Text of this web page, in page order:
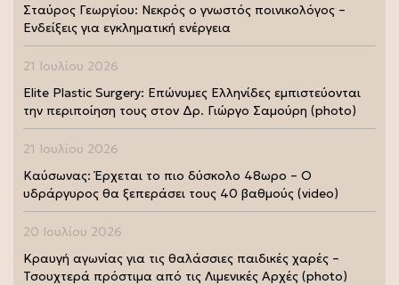
Σταύρος Γεωργίου: Νεκρός ο γνωστός ποινικολόγος –
Ενδείξεις για εγκληματική ενέργεια
21 Ιουλίου 2026
Elite Plastic Surgery: Επώνυμες Ελληνίδες εμπιστεύονται
την περιποίηση τους στον Δρ. Γιώργο Σαμούρη (photo)
21 Ιουλίου 2026
Καύσωνας: Έρχεται το πιο δύσκολο 48ωρο – Ο
υδράργυρος θα ξεπεράσει τους 40 βαθμούς (video)
20 Ιουλίου 2026
Κραυγή αγωνίας για τις θαλάσσιες παιδικές χαρές –
Τσουχτερά πρόστιμα από τις Λιμενικές Αρχές (photo)